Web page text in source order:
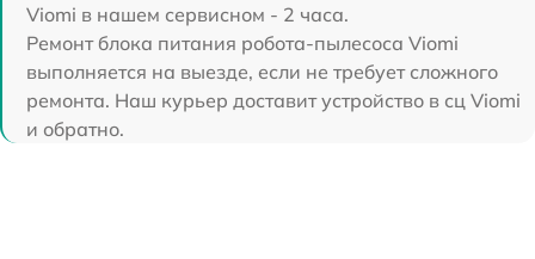
Viomi в нашем сервисном - 2 часа.
Ремонт блока питания робота-пылесоса Viomi
выполняется на выезде, если не требует сложного
ремонта. Наш курьер доставит устройство в сц Viomi
и обратно.